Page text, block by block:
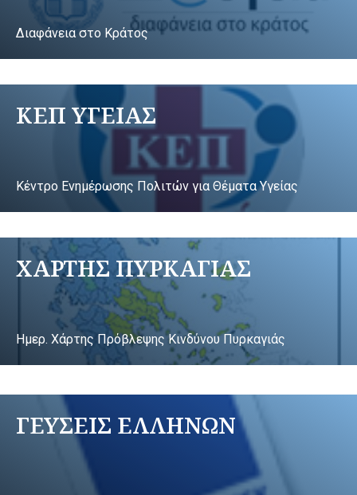
Διαφάνεια στο Κράτος
ΚΕΠ ΥΓΕΙΑΣ
Κέντρο Ενημέρωσης Πολιτών για Θέματα Υγείας
ΧΑΡΤΗΣ ΠΥΡΚΑΓΙΑΣ
Ημερ. Χάρτης Πρόβλεψης Κινδύνου Πυρκαγιάς
ΓΕΥΣΕΙΣ ΕΛΛΗΝΩΝ